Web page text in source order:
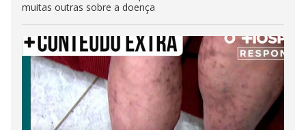
muitas outras sobre a doença